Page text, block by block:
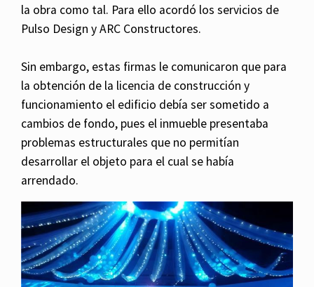
la obra como tal. Para ello acordó los servicios de
Pulso Design y ARC Constructores.
Sin embargo, estas firmas le comunicaron que para
la obtención de la licencia de construcción y
funcionamiento el edificio debía ser sometido a
cambios de fondo, pues el inmueble presentaba
problemas estructurales que no permitían
desarrollar el objeto para el cual se había
arrendado.